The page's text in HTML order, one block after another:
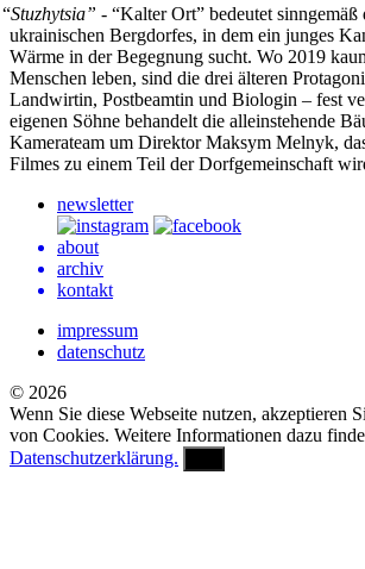
“Stuzhytsia” - “Kalter Ort” bedeutet sinngemäß
ukrainischen Bergdorfes, in dem ein junges
Wärme in der Begegnung sucht. Wo 2019
Menschen leben, sind die drei älteren
Landwirtin, Postbeamtin und Biologin – fest
eigenen Söhne behandelt die alleinstehende
Kamerateam um Direktor Maksym Melnyk,
Filmes zu einem Teil der Dorfgemeinschaft
newsletter
about
archiv
kontakt
impressum
datenschutz
© 2026
Wenn Sie diese Webseite nutzen, akzeptieren
von Cookies. Weitere Informationen dazu
Datenschutzerklärung.